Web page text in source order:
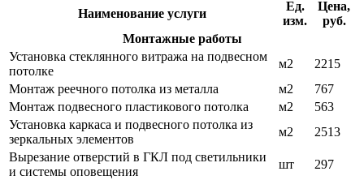
Наименование услуги
Ед.
изм.
Цена,
руб.
Монтажные работы
Установка стеклянного витража на подвесном
потолке
м2
2215
Монтаж реечного потолка из металла
м2
767
Монтаж подвесного пластикового потолка
м2
563
Установка каркаса и подвесного потолка из
зеркальных элементов
м2
2513
Вырезание отверстий в ГКЛ под светильники
и системы оповещения
шт
297